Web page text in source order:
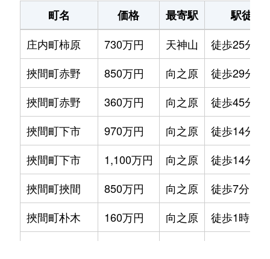
町名 価格 最寄駅
駅徒歩
庄内町柿原
730万円 天神山
徒歩25分
挾間町赤野
850万円 向之原
徒歩29分
挾間町赤野
360万円 向之原
徒歩45分
挾間町下市
970万円 向之原
徒歩14分
挾間町下市
1,100万円 向之原
徒歩14分
挾間町挾間
850万円 向之原
徒歩7分
挾間町朴木
160万円 向之原
徒歩1時間